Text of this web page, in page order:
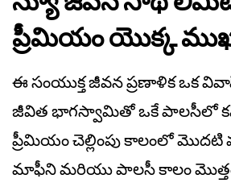
ప్రీమియం యొక్క
ఈ సంయుక్త జీవన ప్రణాళిక ఒక
జీవిత భాగస్వామితో ఒకే పాలసీలో
ప్రీమియం చెల్లింపు కాలంలో
మాఫీని మరియు పాలసీ కాలం మొత్తం